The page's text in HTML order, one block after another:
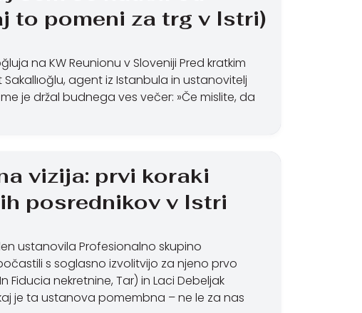
to pomeni za trg v Istri)
na KW Reunionu v Sloveniji Pred kratkim
agent iz Istanbula in ustanovitelj
je držal budnega ves večer: »Če mislite, da
vizija: prvi koraki
posrednikov v Istri
ustanovila Profesionalno skupino
s soglasno izvolitvijo za njeno prvo
nekretnine, Tar) in Laci Debeljak
je ta ustanova pomembna – ne le za nas